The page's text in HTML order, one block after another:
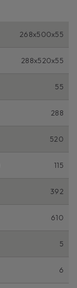
268x500x55
288x520x55
55
288
520
115
392
610
5
6